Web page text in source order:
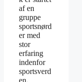
af en
gruppe
sportsnørd
er med
stor
erfaring
indenfor
sportsverd